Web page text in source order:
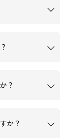
？
か？